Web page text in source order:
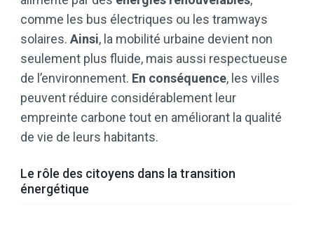
comme les bus électriques ou les tramways
solaires. Ainsi, la mobilité urbaine devient non
seulement plus fluide, mais aussi respectueuse
de l’environnement. En conséquence, les villes
peuvent réduire considérablement leur
empreinte carbone tout en améliorant la qualité
de vie de leurs habitants.
Le rôle des citoyens dans la transition
énergétique